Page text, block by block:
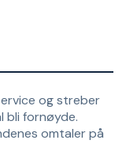
og streber
bli fornøyde.
omtaler på